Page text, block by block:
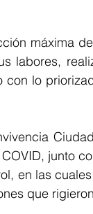
máxima
labores,
con lo
junto
en las
que